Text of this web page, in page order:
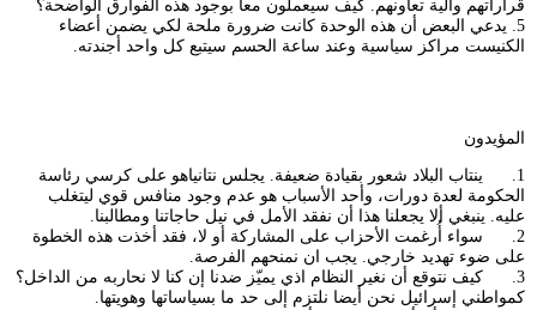
قراراتهم وآلية تعاونهم. كيف سيعملون معا بوجود هذه الفوارق الواضحة؟
5. يدعي البعض أن هذه الوحدة كانت ضرورة ملحة لكي يضمن أعضاء
الكنيست مراكز سياسية وعند ساعة الحسم سيتبع كل واحد أجندته.
المؤيدون
1. ينتاب البلاد شعور بقيادة ضعيفة. يجلس نتانياهو على كرسي رئاسة
الحكومة لعدة دورات، وأحد الأسباب هو عدم وجود منافس قوي ليتغلب
عليه. ينبغي ألا يجعلنا هذا أن نفقد الأمل في نيل حاجاتنا ومطالبنا.
2. سواء أُرغمت الأحزاب على المشاركة أو لا، فقد أخذت هذه الخطوة
على ضوء تهديد خارجي. يجب ان نمنحهم الفرصة.
3. كيف نتوقع أن نغير النظام اذي يميّز ضدنا إن كنا لا نحاربه من الداخل؟
كمواطني إسرائيل نحن أيضا نلتزم إلى حد ما بسياساتها وهويتها.